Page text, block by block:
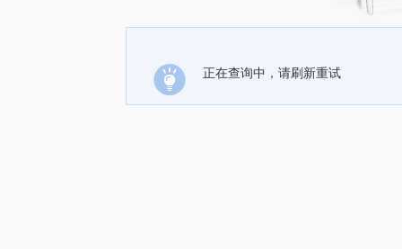
正在查询中，请刷新重试